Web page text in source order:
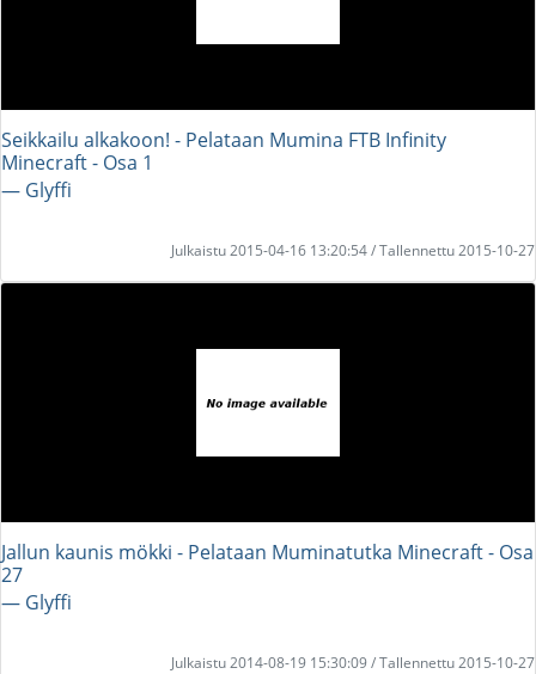
Seikkailu alkakoon! - Pelataan Mumina FTB Infinity
Minecraft - Osa 1
― Glyffi
Julkaistu 2015-04-16 13:20:54 / Tallennettu 2015-10-27
Jallun kaunis mökki - Pelataan Muminatutka Minecraft - Osa
27
― Glyffi
Julkaistu 2014-08-19 15:30:09 / Tallennettu 2015-10-27